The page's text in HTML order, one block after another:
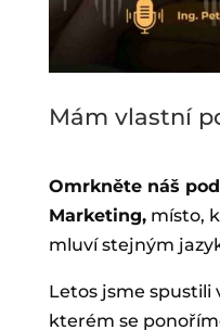
Mám vlastní
Omrkněte náš
Marketing,místo,
mluví stejným
Letos jsme spustili
kterém se